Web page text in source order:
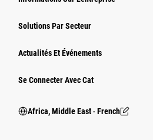
Solutions Par Secteur
Actualités Et Événements
Se Connecter Avec Cat
Africa, Middle East ‧ French